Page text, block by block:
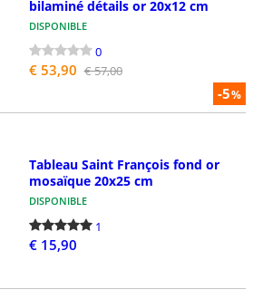
-5%
bilaminé détails or 20x12 cm
DISPONIBLE
0
€ 53,90 € 57,00
Tableau Saint François fond or
mosaïque 20x25 cm
DISPONIBLE
1
€ 15,90